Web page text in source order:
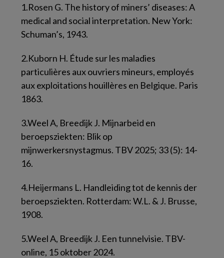
1.Rosen G. The history of miners’ diseases: A
medical and social interpretation. New York:
Schuman’s, 1943.
2.Kuborn H. Étude sur les maladies
particulières aux ouvriers mineurs, employés
aux exploitations houillères en Belgique. Paris
1863.
3.Weel A, Breedijk J. Mijnarbeid en
beroepsziekten: Blik op
mijnwerkersnystagmus. TBV 2025; 33 (5): 14-
16.
4.Heijermans L. Handleiding tot de kennis der
beroepsziekten. Rotterdam: W.L. & J. Brusse,
1908.
5.Weel A, Breedijk J. Een tunnelvisie. TBV-
online, 15 oktober 2024.